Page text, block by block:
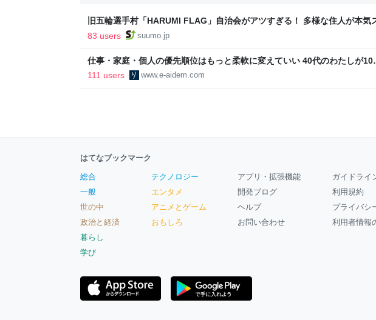
旧五輪選手村「HARUMI FLAG」自治会がアツすぎる！ 多様な住人が本気
ルで挑む、盆踊り2万人集客や交通改善など“街の価値向上”戦略 東京・中央
83 users suumo.jp
仕事・家庭・個人の優先順位はもっと柔軟に変えていい 40代のわたしが10
後の自分に伝えたいこと - りっすん by イーアイデム
111 users www.e-aidem.com
はてなブックマーク
総合
一般
世の中
政治と経済
暮らし
学び
テクノロジー
エンタメ
アニメとゲーム
おもしろ
アプリ・拡張機能
開発ブログ
ヘルプ
お問い合わせ
ガイドライ
利用規約
プライバシ
利用者情報